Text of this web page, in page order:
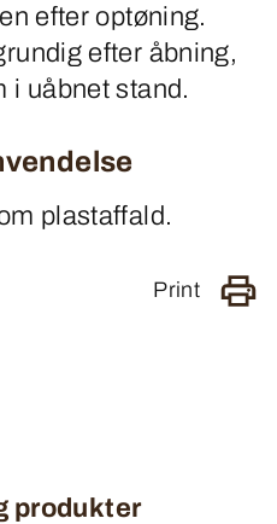
efter optøning.
efter åbning,
i uåbnet stand.
plastaffald.
Print
produkter